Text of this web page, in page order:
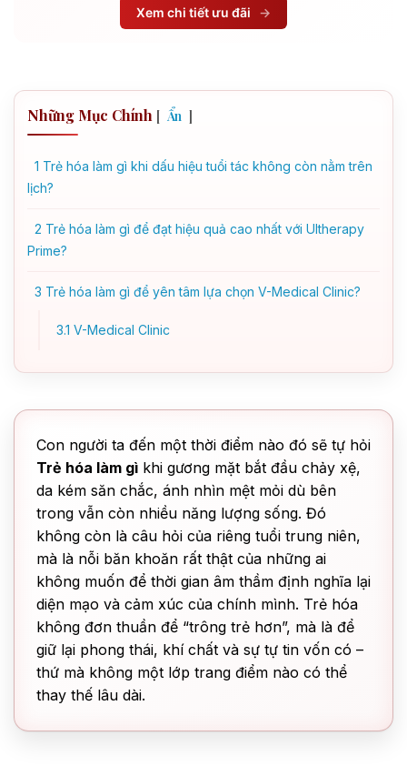
Xem chi tiết ưu đãi →
Những Mục Chính [ Ẩn ]
1 Trẻ hóa làm gì khi dấu hiệu tuổi tác không còn nằm trên
lịch?
2 Trẻ hóa làm gì để đạt hiệu quả cao nhất với Ultherapy
Prime?
3 Trẻ hóa làm gì để yên tâm lựa chọn V-Medical Clinic?
3.1 V-Medical Clinic
Con người ta đến một thời điểm nào đó sẽ tự hỏi
Trẻ hóa làm gì khi gương mặt bắt đầu chảy xệ,
da kém săn chắc, ánh nhìn mệt mỏi dù bên
trong vẫn còn nhiều năng lượng sống. Đó
không còn là câu hỏi của riêng tuổi trung niên,
mà là nỗi băn khoăn rất thật của những ai
không muốn để thời gian âm thầm định nghĩa lại
diện mạo và cảm xúc của chính mình. Trẻ hóa
không đơn thuần để “trông trẻ hơn”, mà là để
giữ lại phong thái, khí chất và sự tự tin vốn có –
thứ mà không một lớp trang điểm nào có thể
thay thế lâu dài.